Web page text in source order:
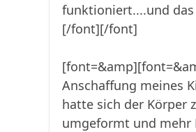
funktioniert....und das
[/font][/font]
Anschaffung meines
hatte sich der Körper
umgeformt und mehr